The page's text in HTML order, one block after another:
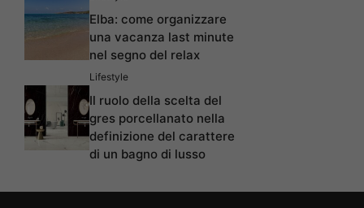
Elba: come organizzare
una vacanza last minute
nel segno del relax
Lifestyle
Il ruolo della scelta del
gres porcellanato nella
definizione del carattere
di un bagno di lusso